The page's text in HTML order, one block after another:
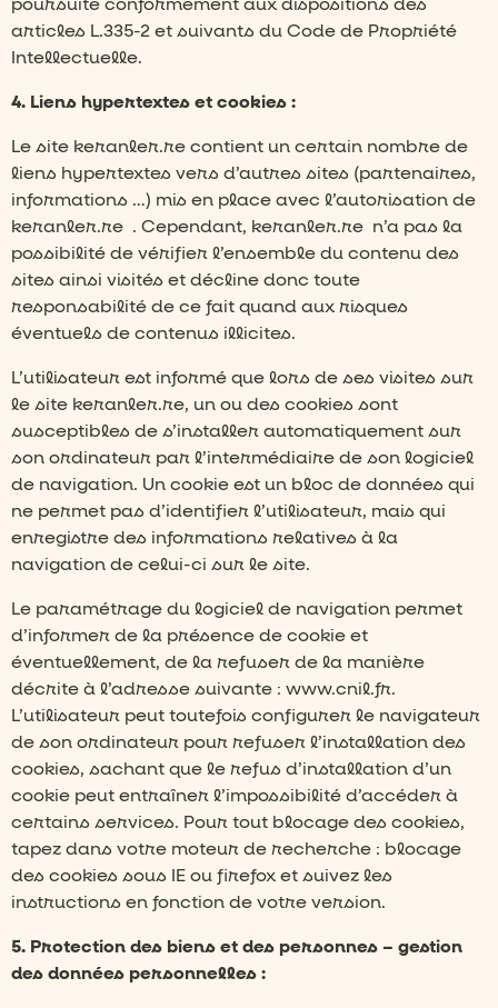
poursuite conformément aux dispositions des
articles L.335-2 et suivants du Code de Propriété
Intellectuelle.
4. Liens hypertextes et cookies :
Le site keranler.re contient un certain nombre de
liens hypertextes vers d’autres sites (partenaires,
informations …) mis en place avec l’autorisation de
keranler.re . Cependant, keranler.re n’a pas la
possibilité de vérifier l’ensemble du contenu des
sites ainsi visités et décline donc toute
responsabilité de ce fait quand aux risques
éventuels de contenus illicites.
L’utilisateur est informé que lors de ses visites sur
le site keranler.re, un ou des cookies sont
susceptibles de s’installer automatiquement sur
son ordinateur par l’intermédiaire de son logiciel
de navigation. Un cookie est un bloc de données qui
ne permet pas d’identifier l’utilisateur, mais qui
enregistre des informations relatives à la
navigation de celui-ci sur le site.
Le paramétrage du logiciel de navigation permet
d’informer de la présence de cookie et
éventuellement, de la refuser de la manière
décrite à l’adresse suivante : www.cnil.fr.
L’utilisateur peut toutefois configurer le navigateur
de son ordinateur pour refuser l’installation des
cookies, sachant que le refus d’installation d’un
cookie peut entraîner l’impossibilité d’accéder à
certains services. Pour tout blocage des cookies,
tapez dans votre moteur de recherche : blocage
des cookies sous IE ou firefox et suivez les
instructions en fonction de votre version.
5. Protection des biens et des personnes – gestion
des données personnelles :